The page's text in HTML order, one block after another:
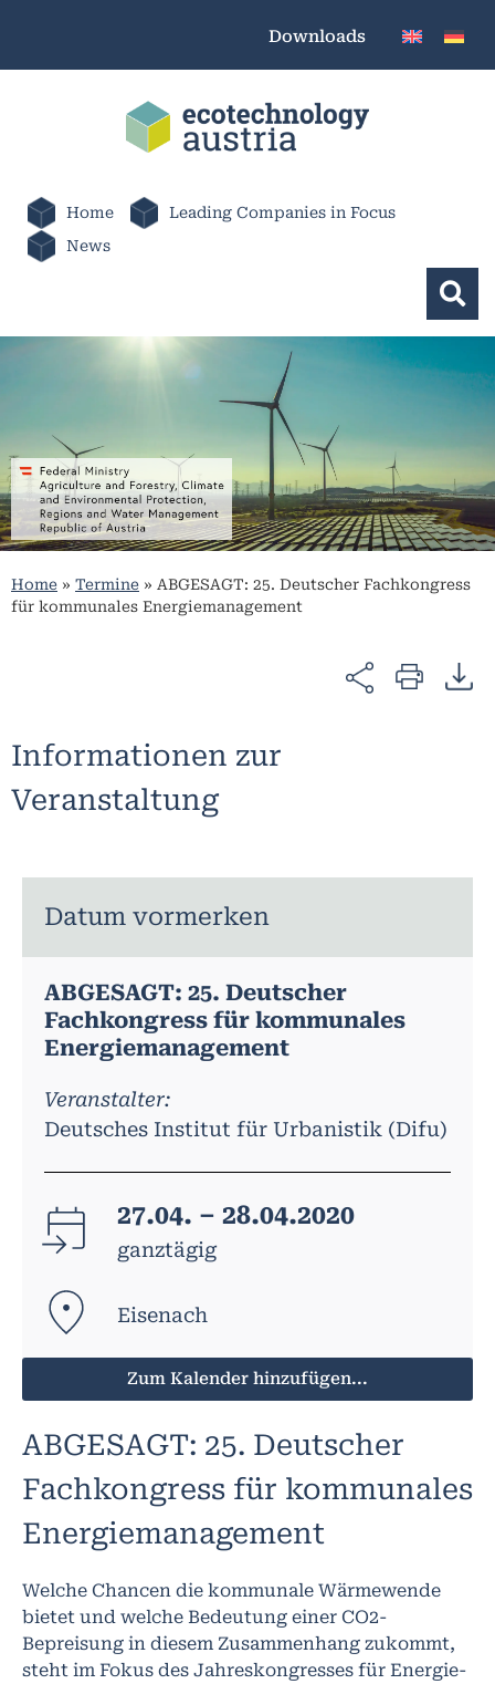
Downloads
Home
Leading Companies in Focus
News
Home » Termine » ABGESAGT: 25. Deutscher Fachkongress
für kommunales Energiemanagement
Informationen zur
Veranstaltung
Datum vormerken
ABGESAGT: 25. Deutscher
Fachkongress für kommunales
Energiemanagement
Veranstalter:
Deutsches Institut für Urbanistik (Difu)
27.04. – 28.04.2020
ganztägig
Eisenach
Zum Kalender hinzufügen...
ABGESAGT: 25. Deutscher
Fachkongress für kommunales
Energiemanagement
Welche Chancen die kommunale Wärmewende
bietet und welche Bedeutung einer CO2-
Bepreisung in diesem Zusammenhang zukommt,
steht im Fokus des Jahreskongresses für Energie-